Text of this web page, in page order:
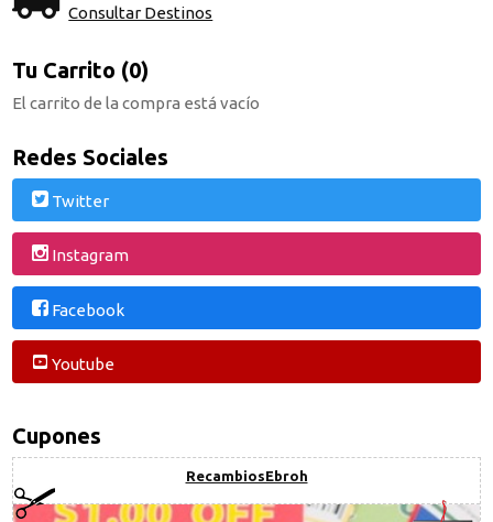
Consultar Destinos
Tu Carrito (0)
El carrito de la compra está vacío
Redes Sociales
Twitter
Instagram
Facebook
Youtube
Cupones
RecambiosEbroh